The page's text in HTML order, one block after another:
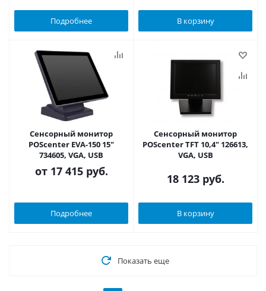
Подробнее В корзину
Сенсорный монитор
POScenter EVA-150 15"
734605, VGA, USB
от 17 415 руб.
Подробнее
Сенсорный монитор
POScenter TFT 10,4" 126613,
VGA, USB
18 123руб.
В корзину
Показать еще